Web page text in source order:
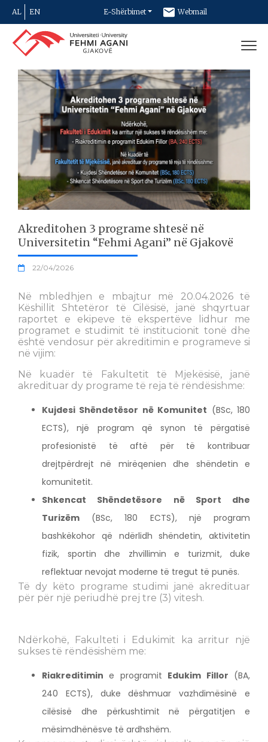
AL EN E-Shërbimet Webmail
Newsletter
Akreditohen 3 programe shtesë në
Universitetin “Fehmi Agani” në Gjakovë
22/04/2026
Në mbledhjen e mbajtur më 20.04.2026 të
Këshillit Shtetëror të Cilësisë, janë shqyrtuar
raportet e ekipeve të ekspertëve lidhur me
programet e studimit të institucionit tonë dhe
është vendosur për akreditimin e programeve si
në vijim:
Në kuadër të Fakultetit të Mjekësisë, janë
akredituar dy programe të reja të rëndësishme:
Kujdesi Shëndetësor në Komunitet (BSc, 180
ECTS), një program që synon të përgatisë
profesionistë të aftë për të kontribuar
drejtpërdrejt në mirëqenien dhe shëndetin e
komunitetit.
Shkencat Shëndetësore në Sport dhe
Turizëm (BSc, 180 ECTS), një program
bashkëkohor që ndërlidh shëndetin, aktivitetin
fizik, sportin dhe zhvillimin e turizmit, duke
reflektuar nevojat moderne të tregut të punës.
Të dy këto programe studimi janë akredituar
për për një periudhë prej tre (3) vitesh.
Ndërkohë, Fakulteti i Edukimit ka arritur një
sukses të rëndësishëm me:
Riakreditimin e programit Edukim Fillor (BA,
240 ECTS), duke dëshmuar vazhdimësinë e
cilësisë dhe përkushtimit në përgatitjen e
mësimdhënësve të ardhshëm.